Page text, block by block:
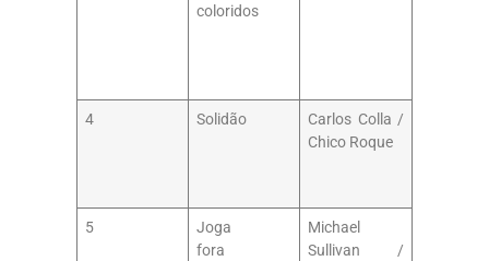
coloridos
4 Solidão
Carlos Colla /
Chico Roque
5
Joga
fora
Michael
Sullivan /